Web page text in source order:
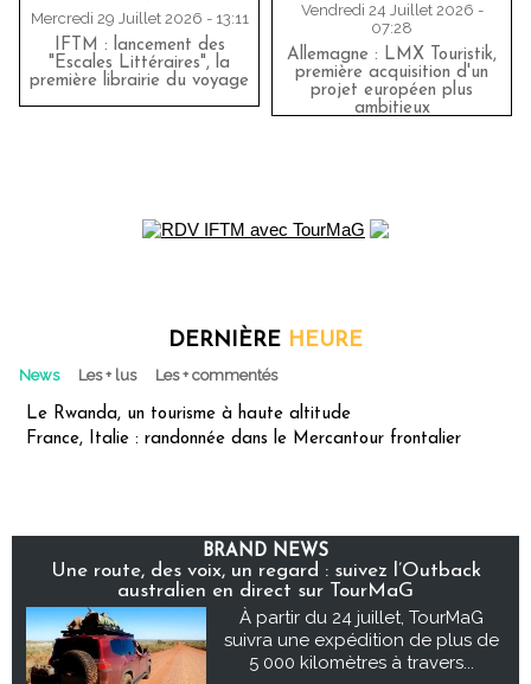
Mercredi 29 Juillet 2026 - 13:11
IFTM : lancement des
"Escales Littéraires", la
première librairie du voyage
Vendredi 24 Juillet 2026 -
07:28
Allemagne : LMX Touristik,
première acquisition d'un
projet européen plus
ambitieux
DERNIÈRE HEURE
News Les + lus Les + commentés
Le Rwanda, un tourisme à haute altitude
France, Italie : randonnée dans le Mercantour frontalier
BRAND NEWS
Une route, des voix, un regard : suivez l’Outback
australien en direct sur TourMaG
À partir du 24 juillet, TourMaG
suivra une expédition de plus de
5 000 kilomètres à travers...